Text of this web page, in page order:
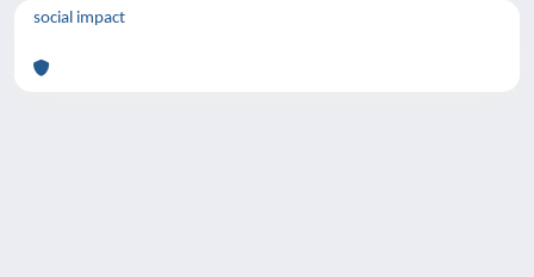
social impact